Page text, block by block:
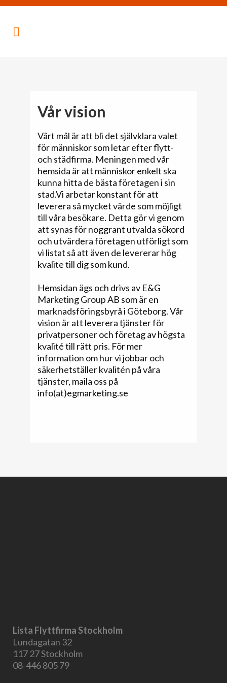
Vår vision
Vårt mål är att bli det självklara valet
för människor som letar efter flytt-
och städfirma. Meningen med vår
hemsida är att människor enkelt ska
kunna hitta de bästa företagen i sin
stad.Vi arbetar konstant för att
leverera så mycket värde som möjligt
till våra besökare. Detta gör vi genom
att synas för noggrant utvalda sökord
och utvärdera företagen utförligt som
vi listat så att även de levererar hög
kvalite till dig som kund.
Hemsidan ägs och drivs av E&G
Marketing Group AB som är en
marknadsföringsbyrå i Göteborg. Vår
vision är att leverera tjänster för
privatpersoner och företag av högsta
kvalité till rätt pris. För mer
information om hur vi jobbar och
säkerhetställer kvalitén på våra
tjänster, maila oss på
info(at)egmarketing.se
Lista Flyttfirma Stockholm
Lundagatan 32
117 27 Stockholm
08-446 805 79